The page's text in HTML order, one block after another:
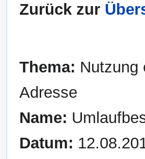
Zurück zur
Thema: Nutzung
Adresse
Name:
Datum: